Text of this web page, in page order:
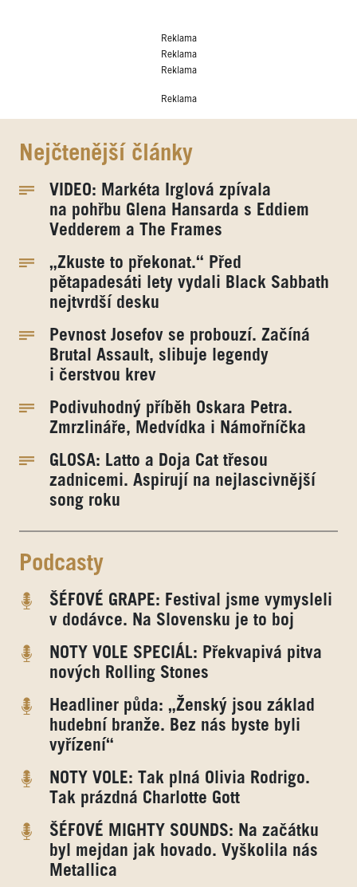
Reklama
Reklama
Reklama
Reklama
Nejčtenější články
VIDEO: Markéta Irglová zpívala
na pohřbu Glena Hansarda s Eddiem
Vedderem a The Frames
„Zkuste to překonat.“ Před
pětapadesáti lety vydali Black Sabbath
nejtvrdší desku
Pevnost Josefov se probouzí. Začíná
Brutal Assault, slibuje legendy
i čerstvou krev
Podivuhodný příběh Oskara Petra.
Zmrzlináře, Medvídka i Námořníčka
GLOSA: Latto a Doja Cat třesou
zadnicemi. Aspirují na nejlascivnější
song roku
Podcasty
ŠÉFOVÉ GRAPE: Festival jsme vymysleli
v dodávce. Na Slovensku je to boj
NOTY VOLE SPECIÁL: Překvapivá pitva
nových Rolling Stones
Headliner půda: „Ženský jsou základ
hudební branže. Bez nás byste byli
vyřízení“
NOTY VOLE: Tak plná Olivia Rodrigo.
Tak prázdná Charlotte Gott
ŠÉFOVÉ MIGHTY SOUNDS: Na začátku
byl mejdan jak hovado. Vyškolila nás
Metallica